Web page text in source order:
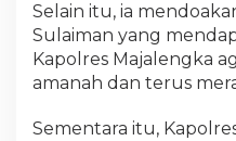
Selain itu, ia
Sulaiman yang
Kapolres Majalengka
amanah dan terus
Sementara itu,